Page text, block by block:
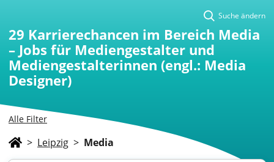
Alle Filter
Suche ändern
29 Karrierechancen im Bereich Media
– Jobs für Mediengestalter und
Mediengestalterinnen (engl.: Media
Designer)
> Leipzig > Media